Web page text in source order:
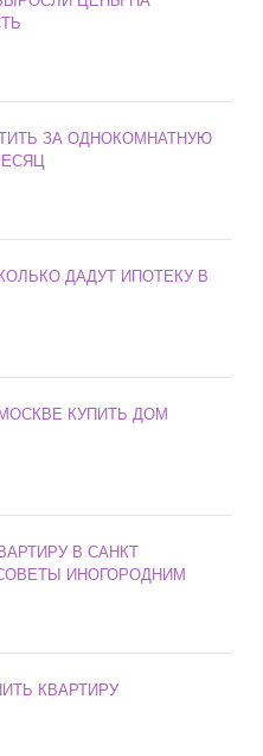
ЗА ОДНОКОМНАТНУЮ
ДАДУТ ИПОТЕКУ В
КУПИТЬ ДОМ
В САНКТ
ИНОГОРОДНИМ
КВАРТИРУ